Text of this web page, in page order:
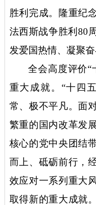
胜利完成。隆重纪
法西斯战争胜利80
发爱国热情、凝聚奋
全会高度评价“
重大成就。“十四
常、极不平凡。面
繁重的国内改革发
核心的党中央团结
而上、砥砺前行，
效应对一系列重大
取得新的重大成就